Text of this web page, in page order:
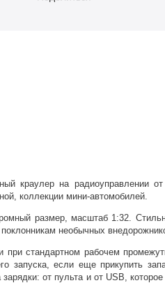
краулер на радиоуправлении
коллекции мини-автомобилей.
размер, масштаб 1:32.
необычных
стандартном рабочем
запуска, если еще прикупить
от пульта и от USB,